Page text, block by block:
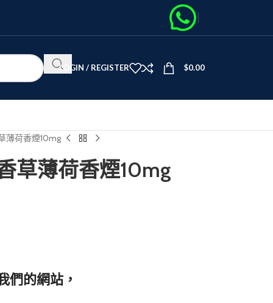
LOGIN / REGISTER $0.00
薄荷香煙10mg
草薄荷香煙10mg
們的網站，